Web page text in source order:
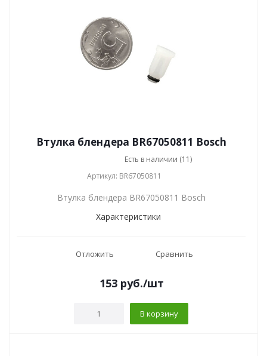
Втулка блендера BR67050811 Bosch
Есть в наличии (11)
Артикул: BR67050811
Втулка блендера BR67050811 Bosch
Характеристики
Отложить Сравнить
153руб./шт
В корзину